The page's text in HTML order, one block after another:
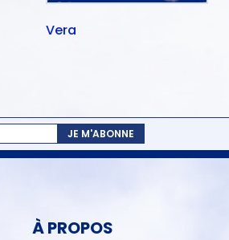
Vera
JE M'ABONNE
À PROPOS